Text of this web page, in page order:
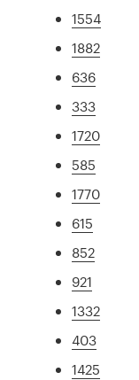
1554
1882
636
333
1720
585
1770
615
852
921
1332
403
1425